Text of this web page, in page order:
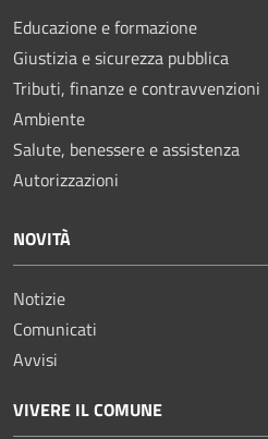
Educazione e formazione
Giustizia e sicurezza pubblica
Tributi, finanze e contravvenzioni
Ambiente
Salute, benessere e assistenza
Autorizzazioni
NOVITÀ
Notizie
Comunicati
Avvisi
VIVERE IL COMUNE